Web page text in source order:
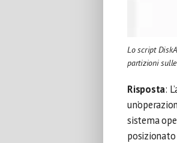
Lo script
partizioni
Risposta:
sistema